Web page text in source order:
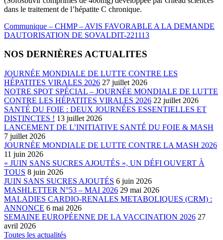
dans le traitement de l’hépatite C chronique.
Communique – CHMP – AVIS FAVORABLE A LA DEMANDE
DAUTORISATION DE SOVALDIT-221113
NOS DERNIÈRES ACTUALITES
JOURNÉE MONDIALE DE LUTTE CONTRE LES
HÉPATITES VIRALES 2026 27 juillet 2026
NOTRE SPOT SPÉCIAL – JOURNÉE MONDIALE DE LUTTE
CONTRE LES HÉPATITES VIRALES 2026 22 juillet 2026
SANTÉ DU FOIE : DEUX JOURNÉES ESSENTIELLES ET
DISTINCTES ! 13 juillet 2026
LANCEMENT DE L’INITIATIVE SANTÉ DU FOIE & MASH
7 juillet 2026
JOURNÉE MONDIALE DE LUTTE CONTRE LA MASH 2026
11 juin 2026
« JUIN SANS SUCRES AJOUTÉS », UN DÉFI OUVERT À
TOUS 8 juin 2026
JUIN SANS SUCRES AJOUTÉS 6 juin 2026
MASHLETTER N°53 – MAI 2026 29 mai 2026
MALADIES CARDIO-RENALES METABOLIQUES (CRM) :
ANNONCE 6 mai 2026
SEMAINE EUROPÉENNE DE LA VACCINATION 2026 27
avril 2026
Toutes les actualités